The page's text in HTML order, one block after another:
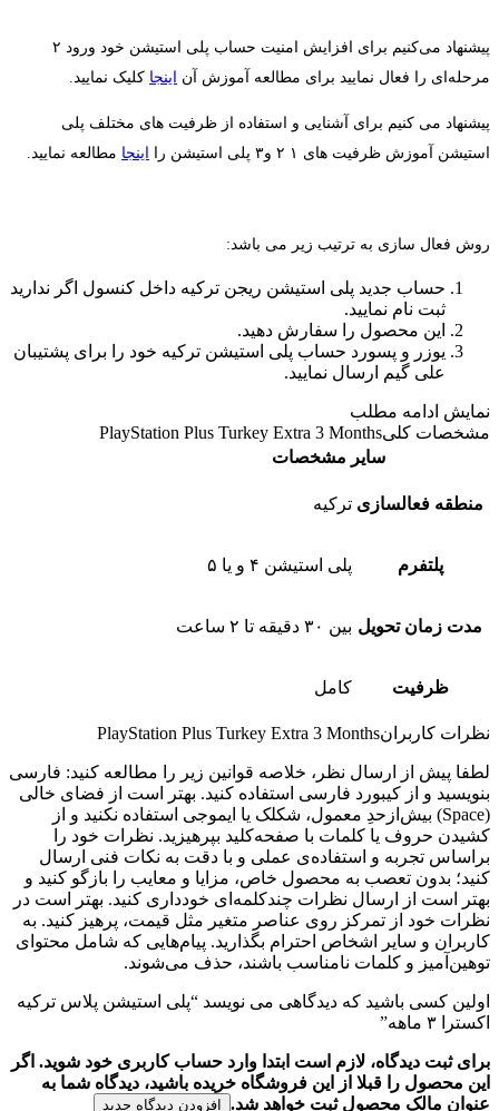
پیشنهاد می‌کنیم برای افزایش امنیت حساب پلی استیشن خود ورود ۲
مرحله‌ای را فعال نمایید برای مطالعه آموزش آن اینجا کلیک نمایید.
پیشنهاد می کنیم برای آشنایی و استفاده از ظرفیت های مختلف پلی
استیشن آموزش ظرفیت های ۱ ۲ و۳ پلی استیشن را
اینجا مطالعه نمایید.
روش فعال سازی به ترتیب زیر می باشد:
حساب جدید پلی استیشن ریجن ترکیه داخل کنسول اگر ندارید
ثبت نام نمایید.
این محصول را سفارش دهید.
یوزر و پسورد حساب پلی استیشن ترکیه خود را برای پشتیبان
علی گیم ارسال نمایید.
نمایش ادامه مطلب
مشخصات کلیPlayStation Plus Turkey Extra 3 Months
سایر مشخصات
منطقه فعالسازی ترکیه
پلتفرم پلی استیشن ۴ و یا ۵
مدت زمان تحویل بین ۳۰ دقیقه تا ۲ ساعت
ظرفیت کامل
نظرات کاربرانPlayStation Plus Turkey Extra 3 Months
لطفا پیش از ارسال نظر، خلاصه قوانین زیر را مطالعه کنید: فارسی
بنویسید و از کیبورد فارسی استفاده کنید. بهتر است از فضای خالی
(Space) بیش‌از‌حدِ معمول، شکلک یا ایموجی استفاده نکنید و از
کشیدن حروف یا کلمات با صفحه‌کلید بپرهیزید. نظرات خود را
براساس تجربه و استفاده‌ی عملی و با دقت به نکات فنی ارسال
کنید؛ بدون تعصب به محصول خاص، مزایا و معایب را بازگو کنید و
بهتر است از ارسال نظرات چندکلمه‌‌ای خودداری کنید. بهتر است در
نظرات خود از تمرکز روی عناصر متغیر مثل قیمت، پرهیز کنید. به
کاربران و سایر اشخاص احترام بگذارید. پیام‌هایی که شامل محتوای
توهین‌آمیز و کلمات نامناسب باشند، حذف می‌شوند.
اولین کسی باشید که دیدگاهی می نویسد “پلی استیشن پلاس ترکیه
اکسترا ۳ ماهه”
برای ثبت دیدگاه، لازم است ابتدا وارد حساب کاربری خود شوید. اگر
این محصول را قبلا از این فروشگاه خریده باشید، دیدگاه شما به
عنوان مالک محصول ثبت خواهد شد. افزودن دیدگاه جدید